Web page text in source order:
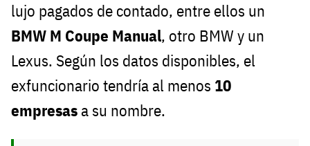
lujo pagados de contado, entre ellos un
BMW M Coupe Manual, otro BMW y un
Lexus. Según los datos disponibles, el
exfuncionario tendría al menos 10
empresas a su nombre.